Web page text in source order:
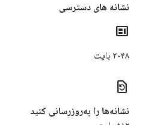
نشانه های دسترسی
contextual_token
۲۰۴۸ بایت
restore_page
نشانه‌ها را به‌روزرسانی کنید